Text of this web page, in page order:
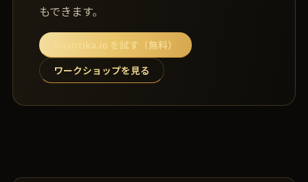
もできます。
Kuantika.io を試す（無料）
ワークショップを見る